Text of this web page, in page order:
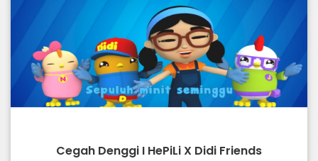
Cegah Denggi I HePiLi X Didi Friends